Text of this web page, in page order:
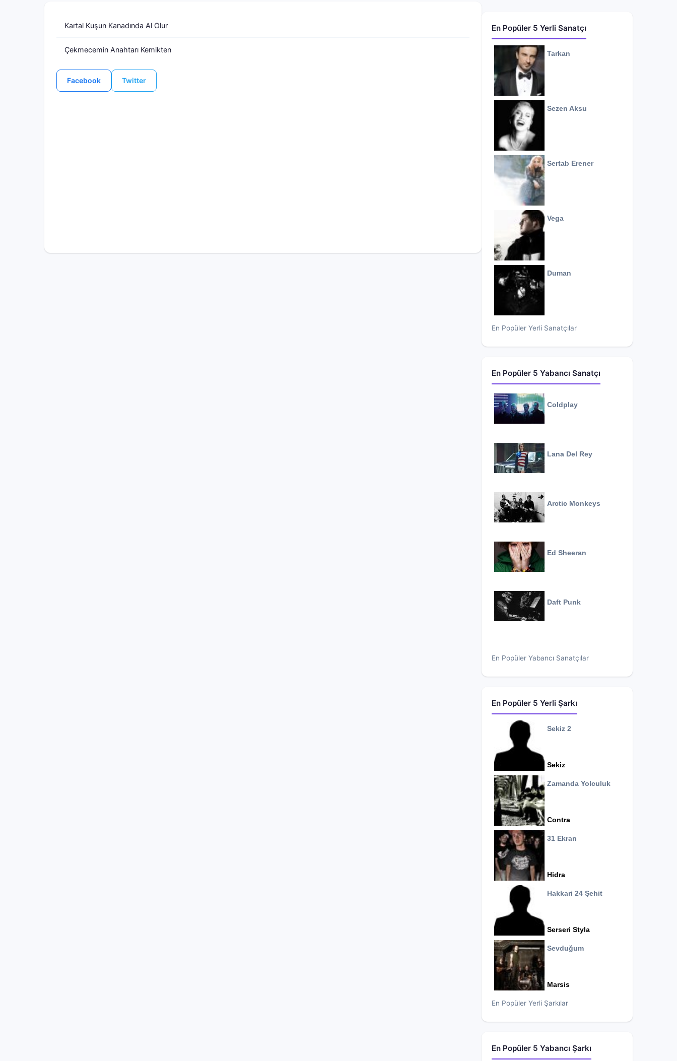
Kartal Kuşun Kanadında Al Olur
Çekmecemin Anahtarı Kemikten
Facebook Twitter
En Popüler 5 Yerli Sanatçı
Tarkan
Sezen Aksu
Sertab Erener
Vega
Duman
En Popüler Yerli Sanatçılar
En Popüler 5 Yabancı Sanatçı
Coldplay
Lana Del Rey
Arctic Monkeys
Ed Sheeran
Daft Punk
En Popüler Yabancı Sanatçılar
En Popüler 5 Yerli Şarkı
Sekiz 2
Sekiz
Zamanda Yolculuk
Contra
31 Ekran
Hidra
Hakkari 24 Şehit
Serseri Styla
Sevduğum
Marsis
En Popüler Yerli Şarkılar
En Popüler 5 Yabancı Şarkı